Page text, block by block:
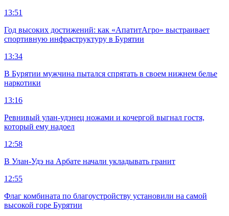
13:51
Год высоких достижений: как «АпатитАгро» выстраивает
спортивную инфраструктуру в Бурятии
13:34
В Бурятии мужчина пытался спрятать в своем нижнем белье
наркотики
13:16
Ревнивый улан-удэнец ножами и кочергой выгнал гостя,
который ему надоел
12:58
В Улан-Удэ на Арбате начали укладывать гранит
12:55
Флаг комбината по благоустройству установили на самой
высокой горе Бурятии